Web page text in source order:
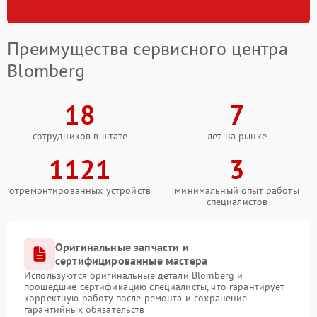
Преимущества сервисного центра
Blomberg
18
сотрудников в штате
7
лет на рынке
1121
отремонтированных устройств
3
минимальный опыт работы
специалистов
Оригинальные запчасти и
сертифицированные мастера
Используются оригинальные детали Blomberg и
прошедшие сертификацию специалисты, что гарантирует
корректную работу после ремонта и сохранение
гарантийных обязательств